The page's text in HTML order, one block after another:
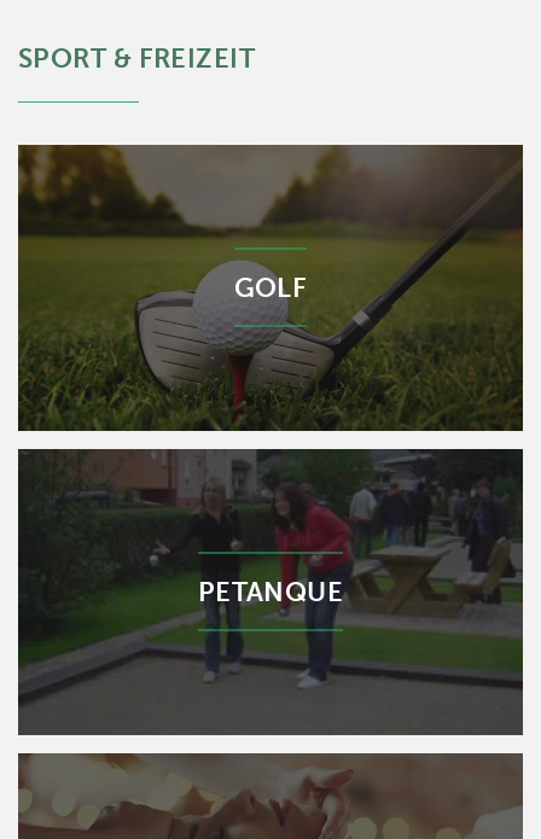
SPORT & FREIZEIT
GOLF
PETANQUE